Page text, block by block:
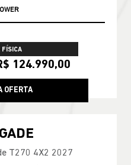
FÍSICA
124.990,00
OFERTA
T270 4X2 2027